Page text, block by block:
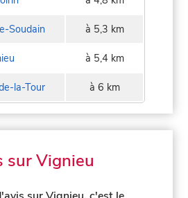
Soudain à 5,3 km
à 5,4 km
la-Tour à 6 km
sur Vignieu